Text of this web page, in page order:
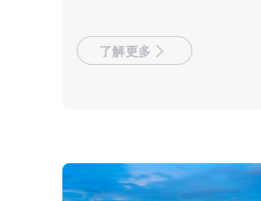
了解更多